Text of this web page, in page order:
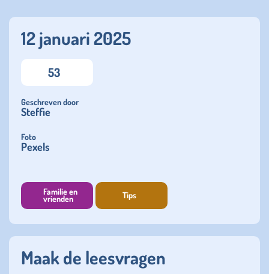
12 januari 2025
53
Geschreven door
Steffie
Foto
Pexels
Familie en
vrienden Tips
Maak de leesvragen